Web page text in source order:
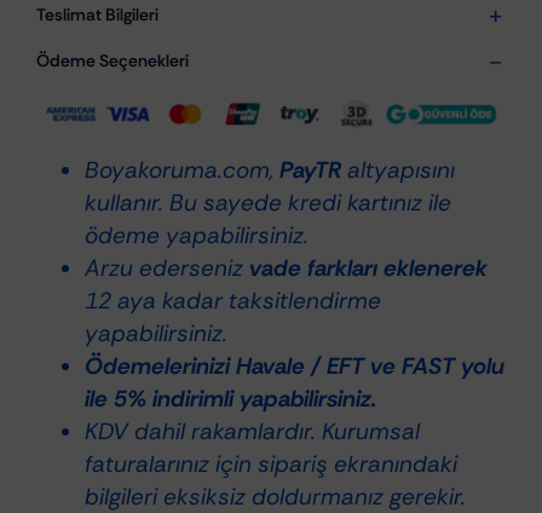
Teslimat Bilgileri
Ödeme Seçenekleri
Boyakoruma.com, PayTRaltyapısını
kullanır. Bu sayede kredi kartınız ile
ödeme yapabilirsiniz.
Arzu ederseniz vade farkları eklenerek
12 aya kadar taksitlendirme
yapabilirsiniz.
Ödemelerinizi Havale / EFT ve FAST yolu
ile 5% indirimli yapabilirsiniz.
KDV dahil rakamlardır. Kurumsal
faturalarınız için sipariş ekranındaki
bilgileri eksiksiz doldurmanız gerekir.